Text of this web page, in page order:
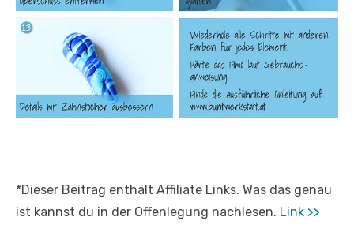
*Dieser Beitrag enthält Affiliate Links. Was das genau
ist kannst du in der Offenlegung nachlesen. Link >>